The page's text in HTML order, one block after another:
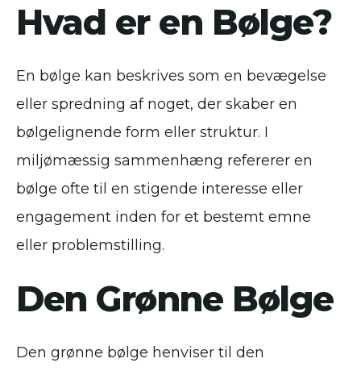
Hvad er en Bølge?
En bølge kan beskrives som en bevægelse
eller spredning af noget, der skaber en
bølgelignende form eller struktur. I
miljømæssig sammenhæng refererer en
bølge ofte til en stigende interesse eller
engagement inden for et bestemt emne
eller problemstilling.
Den Grønne Bølge
Den grønne bølge henviser til den